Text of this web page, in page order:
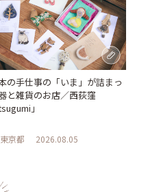
の手仕事の「いま」が詰まっ
と雑貨のお店／西荻窪
」
東京都 2026.08.05